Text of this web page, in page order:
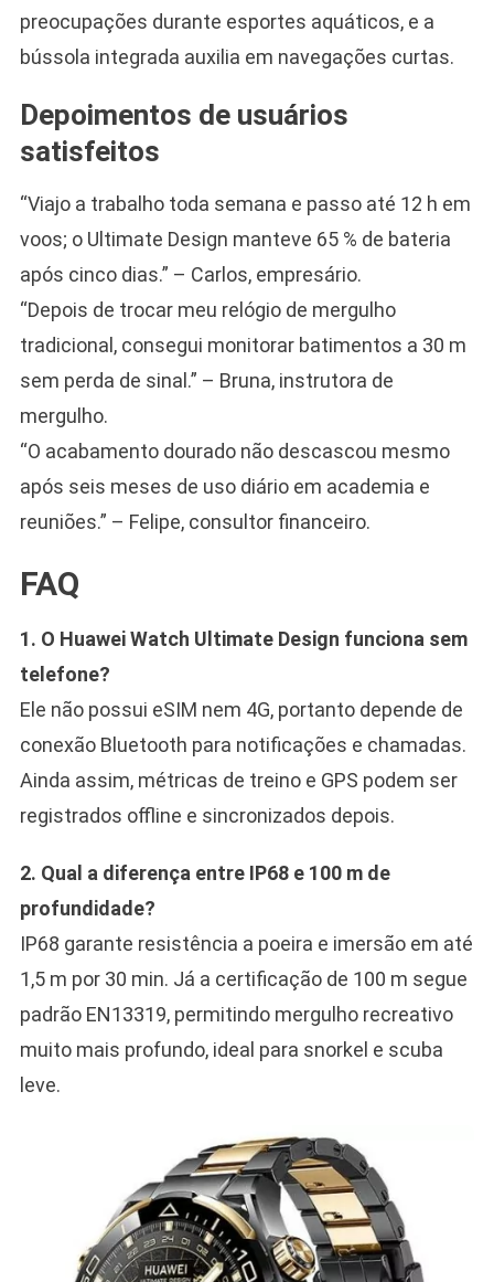
preocupações durante esportes aquáticos, e a
bússola integrada auxilia em navegações curtas.
Depoimentos de usuários
satisfeitos
“Viajo a trabalho toda semana e passo até 12 h em
voos; o Ultimate Design manteve 65 % de bateria
após cinco dias.” – Carlos, empresário.
“Depois de trocar meu relógio de mergulho
tradicional, consegui monitorar batimentos a 30 m
sem perda de sinal.” – Bruna, instrutora de
mergulho.
“O acabamento dourado não descascou mesmo
após seis meses de uso diário em academia e
reuniões.” – Felipe, consultor financeiro.
FAQ
1. O Huawei Watch Ultimate Design funciona sem
telefone?
Ele não possui eSIM nem 4G, portanto depende de
conexão Bluetooth para notificações e chamadas.
Ainda assim, métricas de treino e GPS podem ser
registrados offline e sincronizados depois.
2. Qual a diferença entre IP68 e 100 m de
profundidade?
IP68 garante resistência a poeira e imersão em até
1,5 m por 30 min. Já a certificação de 100 m segue
padrão EN13319, permitindo mergulho recreativo
muito mais profundo, ideal para snorkel e scuba
leve.